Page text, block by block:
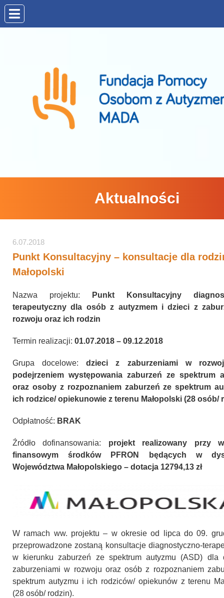
Aktualności
6.07.2018
Punkt Konsultacyjny – konsultacje dla
Małopolski
Nazwa projektu:
Punkt Konsultacyjny
terapeutyczny dla osób z autyzmem i dzieci z
rozwoju oraz ich rodzin
Termin realizacji: 01.07.2018 – 09.12.2018
Grupa docelowe: dzieci z zaburzeniami w
podejrzeniem występowania zaburzeń ze spektrum
oraz osoby z rozpoznaniem zaburzeń ze spektrum
ich rodzice/ opiekunowie z terenu Małopolski (28 osób/
Odpłatność: BRAK
Źródło dofinansowania: projekt realizowany przy
finansowym środków PFRON będących w
Województwa Małopolskiego – dotacja 12794,13 zł
W ramach ww. projektu – w okresie od lipca do 09.
przeprowadzone zostaną konsultacje diagnostyczno-
w kierunku zaburzeń ze spektrum autyzmu (ASD) dla
zaburzeniami w rozwoju oraz osób z rozpoznaniem
spektrum autyzmu i ich rodziców/ opiekunów z terenu
(28 osób/ rodzin).